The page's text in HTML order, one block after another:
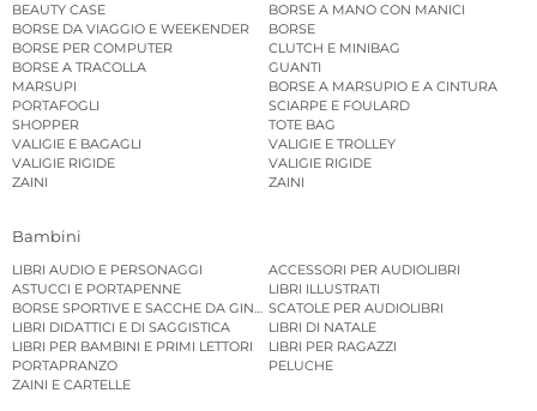
BEAUTY CASE
BORSE A MANO CON MANICI
BORSE DA VIAGGIO E WEEKENDER
BORSE
BORSE PER COMPUTER
CLUTCH E MINIBAG
BORSE A TRACOLLA
GUANTI
MARSUPI
BORSE A MARSUPIO E A CINTURA
PORTAFOGLI
SCIARPE E FOULARD
SHOPPER
TOTE BAG
VALIGIE E BAGAGLI
VALIGIE E TROLLEY
VALIGIE RIGIDE
VALIGIE RIGIDE
ZAINI
ZAINI
Bambini
LIBRI AUDIO E PERSONAGGI
ACCESSORI PER AUDIOLIBRI
ASTUCCI E PORTAPENNE
LIBRI ILLUSTRATI
BORSE SPORTIVE E SACCHE DA GINNASTICASCATOLE PER AUDIOLIBRI
LIBRI DIDATTICI E DI SAGGISTICA
LIBRI DI NATALE
LIBRI PER BAMBINI E PRIMI LETTORI
LIBRI PER RAGAZZI
PORTAPRANZO
PELUCHE
ZAINI E CARTELLE